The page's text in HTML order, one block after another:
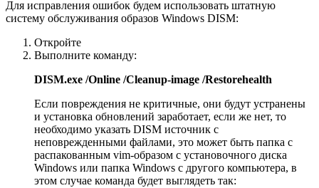
Для исправления ошибок будем использовать штатную
систему обслуживания образов Windows DISM:
Откройте
Выполните команду:
DISM.exe /Online /Cleanup-image /Restorehealth
Если повреждения не критичные, они будут устранены
и установка обновлений заработает, если же нет, то
необходимо указать DISM источник с
неповрежденными файлами, это может быть папка с
распакованным vim-образом с установочного диска
Windows или папка Windows с другого компьютера, в
этом случае команда будет выглядеть так: